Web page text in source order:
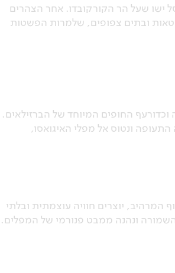
ישו שעל הר הקורקובדו. אחר הצהרים
ובתים צפופים, שלמרות הפשטות
החופים המיוחד של הברזילאים.
ונטוס אל מפלי האיגואסו,
יוצרים חוויה עוצמתית ובלתי
ונהנה ממבט פנורמי של המפלים.